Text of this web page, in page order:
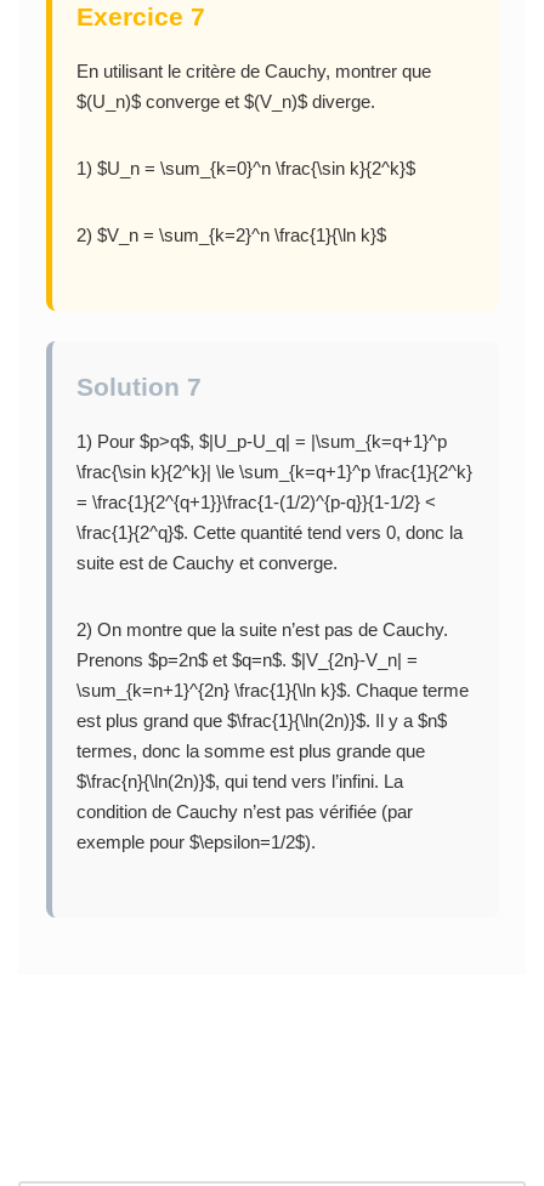
Exercice 7
En utilisant le critère de Cauchy, montrer que
$(U_n)$ converge et $(V_n)$ diverge.
1) $U_n = \sum_{k=0}^n \frac{\sin k}{2^k}$
2) $V_n = \sum_{k=2}^n \frac{1}{\ln k}$
Solution 7
1) Pour $p>q$, $|U_p-U_q| = |\sum_{k=q+1}^p
\frac{\sin k}{2^k}| \le \sum_{k=q+1}^p \frac{1}{2^k}
= \frac{1}{2^{q+1}}\frac{1-(1/2)^{p-q}}{1-1/2} <
\frac{1}{2^q}$. Cette quantité tend vers 0, donc la
suite est de Cauchy et converge.
2) On montre que la suite n’est pas de Cauchy.
Prenons $p=2n$ et $q=n$. $|V_{2n}-V_n| =
\sum_{k=n+1}^{2n} \frac{1}{\ln k}$. Chaque terme
est plus grand que $\frac{1}{\ln(2n)}$. Il y a $n$
termes, donc la somme est plus grande que
$\frac{n}{\ln(2n)}$, qui tend vers l’infini. La
condition de Cauchy n’est pas vérifiée (par
exemple pour $\epsilon=1/2$).